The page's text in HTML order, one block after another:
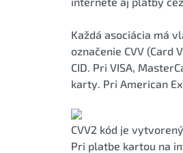
Každá asociácia má
označenie CVV (Card
CID. Pri VISA,
karty. Pri American
CVV2 kód je
Pri platbe kartou na